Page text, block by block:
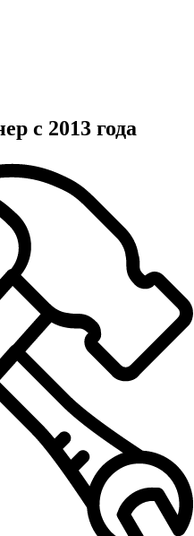
с 2013 года